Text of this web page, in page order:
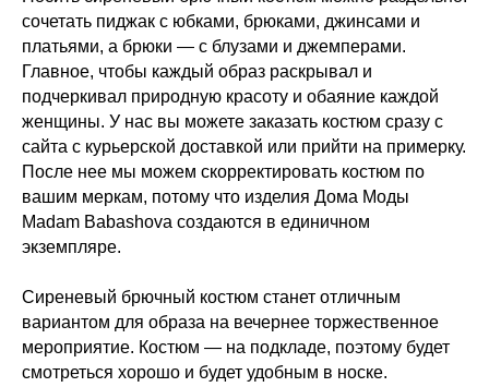
сочетать пиджак с юбками, брюками, джинсами и
платьями, а брюки — с блузами и джемперами.
Главное, чтобы каждый образ раскрывал и
подчеркивал природную красоту и обаяние каждой
женщины. У нас вы можете заказать костюм сразу с
сайта с курьерской доставкой или прийти на примерку.
После нее мы можем скорректировать костюм по
вашим меркам, потому что изделия Дома Моды
Madam Babashova создаются в единичном
экземпляре.
Сиреневый брючный костюм станет отличным
вариантом для образа на вечернее торжественное
мероприятие. Костюм — на подкладе, поэтому будет
смотреться хорошо и будет удобным в носке.